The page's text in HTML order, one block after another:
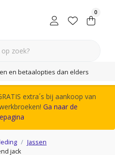
0
en betaalopties dan elders
extra´s bij aankoop van
Ga naar de
Jassen
jack